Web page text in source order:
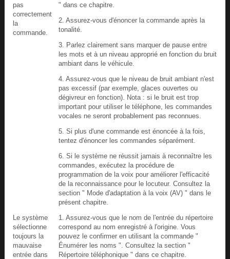
pas
correctement
la
commande.
" dans ce chapitre.
2. Assurez-vous d'énoncer la commande après la
tonalité.
3. Parlez clairement sans marquer de pause entre
les mots et à un niveau approprié en fonction du bruit
ambiant dans le véhicule.
4. Assurez-vous que le niveau de bruit ambiant n'est
pas excessif (par exemple, glaces ouvertes ou
dégivreur en fonction). Nota : si le bruit est trop
important pour utiliser le téléphone, les commandes
vocales ne seront probablement pas reconnues.
5. Si plus d'une commande est énoncée à la fois,
tentez d'énoncer les commandes séparément.
6. Si le système ne réussit jamais à reconnaître les
commandes, exécutez la procédure de
programmation de la voix pour améliorer l'efficacité
de la reconnaissance pour le locuteur. Consultez la
section " Mode d'adaptation à la voix (AV) " dans le
présent chapitre.
Le système
sélectionne
toujours la
mauvaise
entrée dans
1. Assurez-vous que le nom de l'entrée du répertoire
correspond au nom enregistré à l'origine. Vous
pouvez le confirmer en utilisant la commande "
Énumérer les noms ". Consultez la section "
Répertoire téléphonique " dans ce chapitre.